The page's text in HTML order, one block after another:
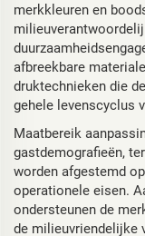
merkkleuren en
afbreekbare
druktechnieken die
gehele levenscyclus
Maatbereik
gastdemografieën,
worden afgestemd
operationele eisen.
ondersteunen de
de milieuvriendelijke